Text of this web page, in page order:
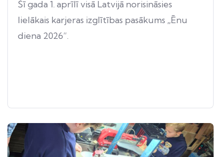
Šī gada 1. aprīlī visā Latvijā norisināsies
lielākais karjeras izglītības pasākums „Ēnu
diena 2026”.